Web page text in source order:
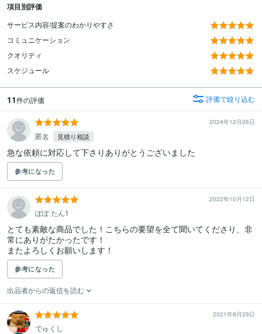
項目別評価
サービス内容/提案のわかりやすさ
コミュニケーション
クオリティ
スケジュール
11件の評価 評価で絞り込む
2024年12月26日
匿名 見積り相談
急な依頼に対応して下さりありがとうございました
参考になった
2022年10月12日
ぽぽ たん1
とても素敵な商品でした！こちらの要望を全て聞いてくださり、非
常にありがたかったです！
またよろしくお願いします！
参考になった
出品者からの返信を読む
2021年8月29日
でゅくし